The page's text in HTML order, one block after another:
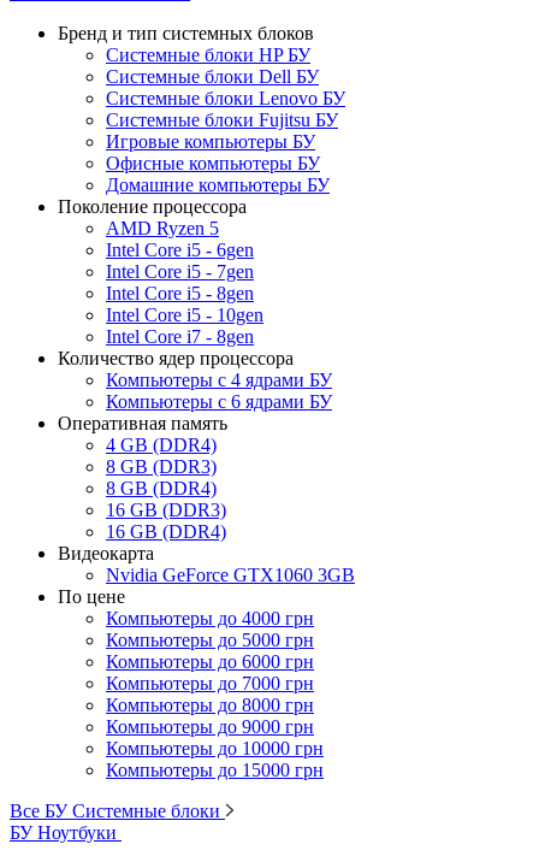
Бренд и тип системных блоков
Системные блоки HP БУ
Системные блоки Dell БУ
Системные блоки Lenovo БУ
Системные блоки Fujitsu БУ
Игровые компьютеры БУ
Офисные компьютеры БУ
Домашние компьютеры БУ
Поколение процессора
AMD Ryzen 5
Intel Core i5 - 6gen
Intel Core i5 - 7gen
Intel Core i5 - 8gen
Intel Core i5 - 10gen
Intel Core i7 - 8gen
Количество ядер процессора
Компьютеры с 4 ядрами БУ
Компьютеры с 6 ядрами БУ
Оперативная память
4 GB (DDR4)
8 GB (DDR3)
8 GB (DDR4)
16 GB (DDR3)
16 GB (DDR4)
Видеокарта
Nvidia GeForce GTX1060 3GB
По цене
Компьютеры до 4000 грн
Компьютеры до 5000 грн
Компьютеры до 6000 грн
Компьютеры до 7000 грн
Компьютеры до 8000 грн
Компьютеры до 9000 грн
Компьютеры до 10000 грн
Компьютеры до 15000 грн
Все БУ Системные блоки
БУ Ноутбуки